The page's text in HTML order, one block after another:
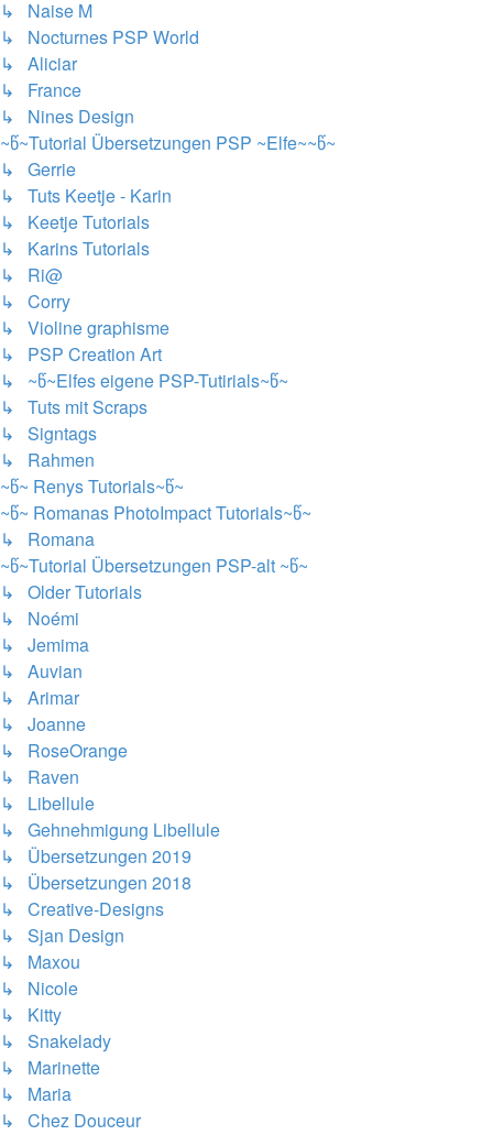
↳ Naise M
↳ Nocturnes PSP World
↳ Aliciar
↳ France
↳ Nines Design
~წ~Tutorial Übersetzungen PSP ~Elfe~~წ~
↳ Gerrie
↳ Tuts Keetje - Karin
↳ Keetje Tutorials
↳ Karins Tutorials
↳ Ri@
↳ Corry
↳ Violine graphisme
↳ PSP Creation Art
↳ ~წ~Elfes eigene PSP-Tutirials~წ~
↳ Tuts mit Scraps
↳ Signtags
↳ Rahmen
~წ~ Renys Tutorials~წ~
~წ~ Romanas PhotoImpact Tutorials~წ~
↳ Romana
~წ~Tutorial Übersetzungen PSP-alt ~წ~
↳ Older Tutorials
↳ Noémi
↳ Jemima
↳ Auvian
↳ Arimar
↳ Joanne
↳ RoseOrange
↳ Raven
↳ Libellule
↳ Gehnehmigung Libellule
↳ Übersetzungen 2019
↳ Übersetzungen 2018
↳ Creative-Designs
↳ Sjan Design
↳ Maxou
↳ Nicole
↳ Kitty
↳ Snakelady
↳ Marinette
↳ Maria
↳ Chez Douceur